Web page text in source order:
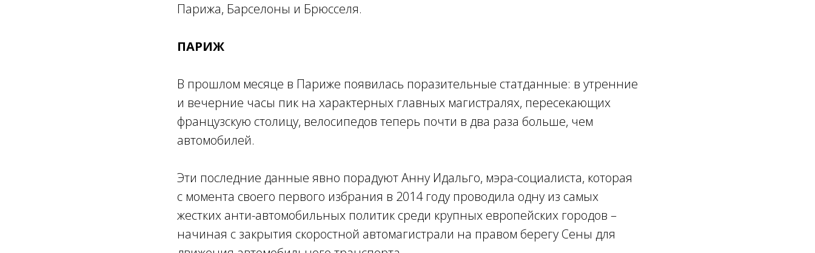
Парижа, Барселоны и Брюсселя.
ПАРИЖ
В прошлом месяце в Париже появилась поразительные статданные: в утренние
и вечерние часы пик на характерных главных магистралях, пересекающих
французскую столицу, велосипедов теперь почти в два раза больше, чем
автомобилей.
Эти последние данные явно порадуют Анну Идальго, мэра-социалиста, которая
с момента своего первого избрания в 2014 году проводила одну из самых
жестких анти-автомобильных политик среди крупных европейских городов –
начиная с закрытия скоростной автомагистрали на правом берегу Сены для